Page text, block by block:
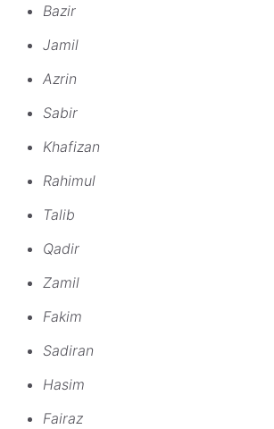
Bazir
Jamil
Azrin
Sabir
Khafizan
Rahimul
Talib
Qadir
Zamil
Fakim
Sadiran
Hasim
Fairaz